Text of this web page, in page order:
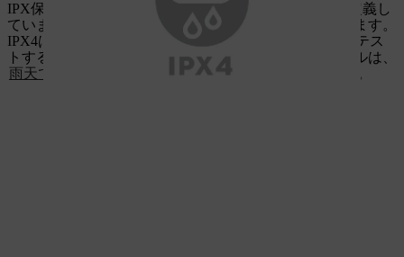
IPX保護等級は、電気機器または電子機器の耐湿性を定義し
ています。防湿試験は、様々なレベルで定義されています。
IPX4は、あらゆる方向からの水しぶきに対する保護をテス
トする規格です。この認証を取得したバッテリーツールは、
雨天でも日常的に使用
できるように設計されています。